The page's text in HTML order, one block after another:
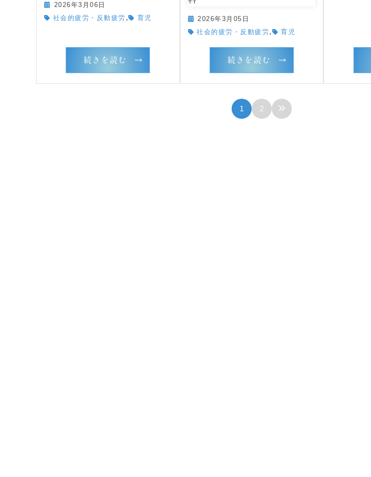
2026年3月06日
社会的疲労・反動疲労 , 育児
続きを読む
2026年3月05日
社会的疲労・反動疲労, 育児
続きを読む
1 2 »